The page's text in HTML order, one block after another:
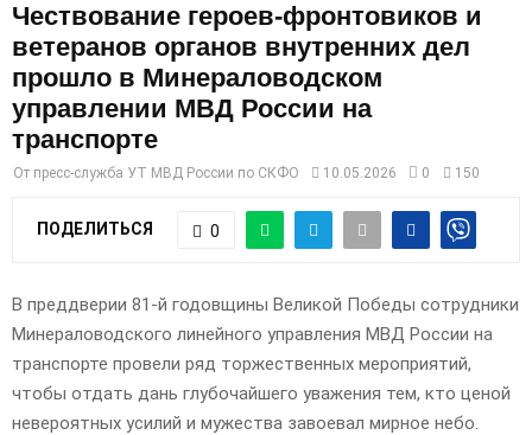
A
R
Y
M
N
U
Чествование героев-фронтовиков и
ветеранов органов внутренних дел
прошло в Минераловодском
управлении МВД России на
транспорте
От пресс-служба УТ МВД России по СКФО 10.05.2026 0 150
ПОДЕЛИТЬСЯ 0
В преддверии 81-й годовщины Великой Победы сотрудники
Минераловодского линейного управления МВД России на
транспорте провели ряд торжественных мероприятий,
чтобы отдать дань глубочайшего уважения тем, кто ценой
невероятных усилий и мужества завоевал мирное небо.